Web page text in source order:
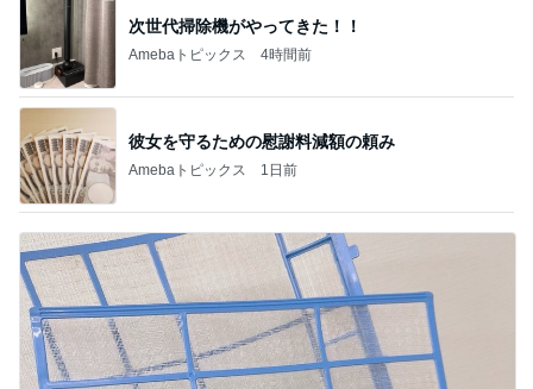
次世代掃除機がやってきた！！
Amebaトピックス 4時間前
彼女を守るための慰謝料減額の頼み
Amebaトピックス 1日前